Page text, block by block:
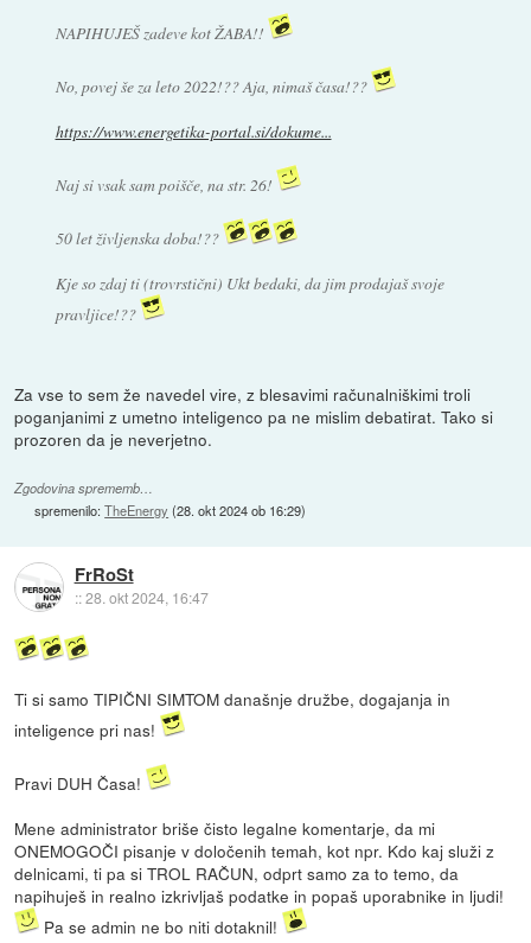
NAPIHUJEŠ zadeve kot ŽABA!!
No, povej še za leto 2022!?? Aja, nimaš časa!??
https://www.energetika-portal.si/dokume...
Naj si vsak sam poišče, na str. 26!
50 let življenska doba!??
Kje so zdaj ti (trovrstični) Ukt bedaki, da jim prodajaš svoje
pravljice!??
Za vse to sem že navedel vire, z blesavimi računalniškimi troli
poganjanimi z umetno inteligenco pa ne mislim debatirat. Tako si
prozoren da je neverjetno.
Zgodovina sprememb…
spremenilo:TheEnergy (28. okt 2024 ob 16:29)
FrRoSt
::28. okt 2024, 16:47
Ti si samo TIPIČNI SIMTOM današnje družbe, dogajanja in
inteligence pri nas!
Pravi DUH Časa!
Mene administrator briše čisto legalne komentarje, da mi
ONEMOGOČI pisanje v določenih temah, kot npr. Kdo kaj služi z
delnicami, ti pa si TROL RAČUN, odprt samo za to temo, da
napihuješ in realno izkrivljaš podatke in popaš uporabnike in ljudi!
Pa se admin ne bo niti dotaknil!